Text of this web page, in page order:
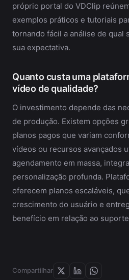
próprio portal do VDClip
exemplos práticos e tutoriais
tornando fácil a análise de qual
sua expectativa.
Quanto custa uma
vídeo de qualidade?
O investimento depende das
de produção. Existem opções
planos pagos que variam
vídeos ou recursos avançados
agendamento em massa,
personalização profunda.
oferecem planos escaláveis,
crescimento do usuário e
benefício em relação ao
Compartilhar